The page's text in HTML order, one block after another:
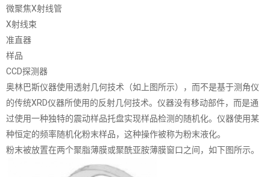
微聚焦X射线管
X射线束
准直器
样品
CCD探测器
奥林巴斯仪器使用透射几何技术（如上图所示），而不是基于测角仪
的传统XRD仪器所使用的反射几何技术。仪器没有移动部件，而是通
过使用一种独特的震动样品托盘实现样品检测的随机化。仪器使用某
种恒定的频率随机化粉末样品，这种操作被称为粉末液化。
粉末被放置在两个聚脂薄膜或聚酰亚胺薄膜窗口之间，如下图所示。